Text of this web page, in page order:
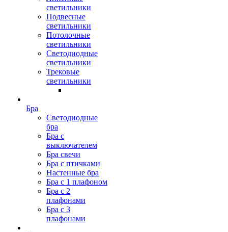
светильники
Подвесные
светильники
Потолочные
светильники
Светодиодные
светильники
Трековые
светильники
Бра
Светодиодные
бра
Бра с
выключателем
Бра свечи
Бра с птичками
Настенные бра
Бра с 1 плафоном
Бра с 2
плафонами
Бра с 3
плафонами